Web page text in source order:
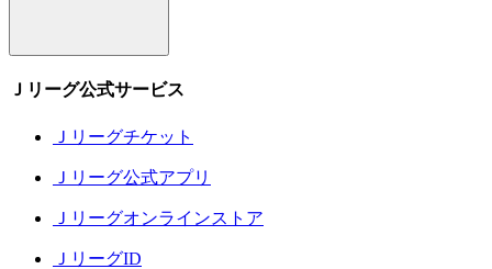
Ｊリーグ公式サービス
Ｊリーグチケット
Ｊリーグ公式アプリ
Ｊリーグオンラインストア
ＪリーグID